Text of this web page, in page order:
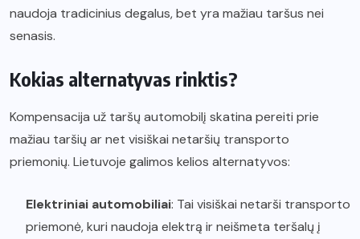
naudoja tradicinius degalus, bet yra mažiau taršus nei
senasis.
Kokias alternatyvas rinktis?
Kompensacija už taršų automobilį skatina pereiti prie
mažiau taršių ar net visiškai netaršių transporto
priemonių. Lietuvoje galimos kelios alternatyvos:
Elektriniai automobiliai: Tai visiškai netarši transporto
priemonė, kuri naudoja elektrą ir neišmeta teršalų į